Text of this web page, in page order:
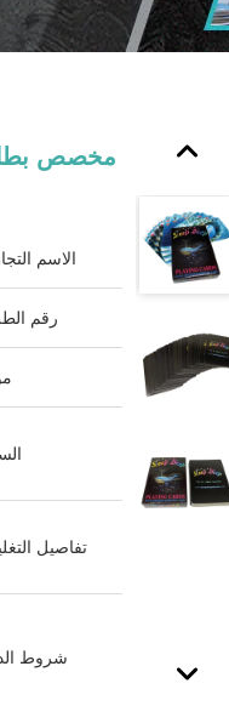
مخصص
الاسم
رقم
تفاصيل
شروط